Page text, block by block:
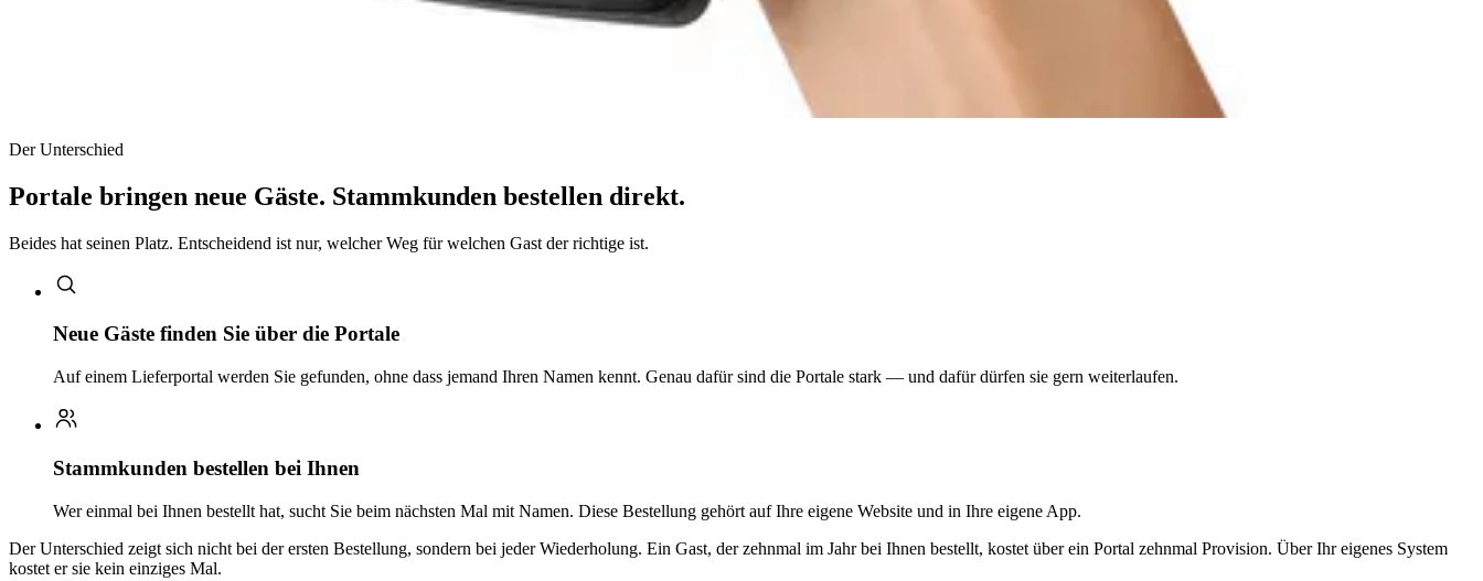
Der Unterschied
Portale bringen neue Gäste. Stammkunden bestellen direkt.
Beides hat seinen Platz. Entscheidend ist nur, welcher Weg für welchen Gast der richtige ist.
Neue Gäste finden Sie über die Portale
Auf einem Lieferportal werden Sie gefunden, ohne dass jemand Ihren Namen kennt. Genau dafür sind die Portale stark — und dafür dürfen sie gern weiterlaufen.
Stammkunden bestellen bei Ihnen
Wer einmal bei Ihnen bestellt hat, sucht Sie beim nächsten Mal mit Namen. Diese Bestellung gehört auf Ihre eigene Website und in Ihre eigene App.
Der Unterschied zeigt sich nicht bei der ersten Bestellung, sondern bei jeder Wiederholung. Ein Gast, der zehnmal im Jahr bei Ihnen bestellt, kostet über ein Portal zehnmal Provision. Über Ihr eigenes System
kostet er sie kein einziges Mal.